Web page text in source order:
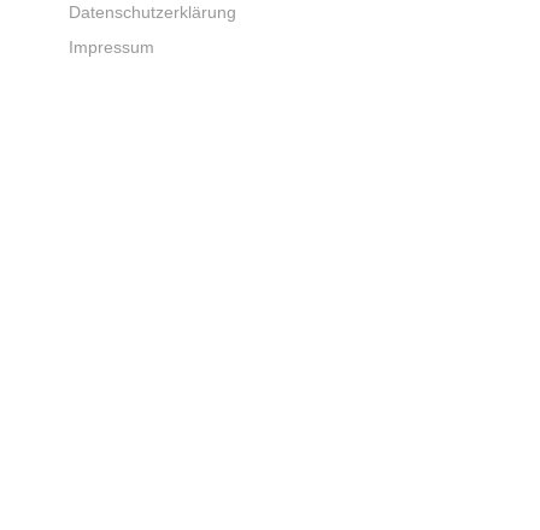
Datenschutzerklärung
Impressum